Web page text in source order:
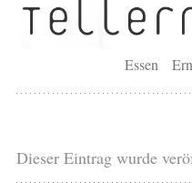
Essen
Dieser Eintrag wurde